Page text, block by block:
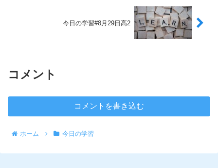
今日の学習#8月29日高2
コメント
コメントを書き込む
ホーム 今日の学習